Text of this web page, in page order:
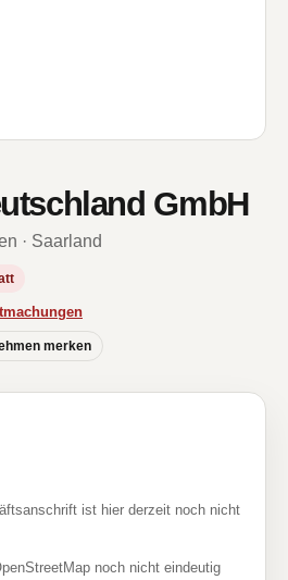
GmbH
· Saarland
merken
ist hier derzeit noch nicht
noch nicht eindeutig